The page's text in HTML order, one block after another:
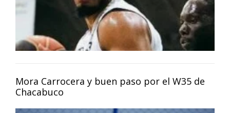
Mora Carrocera y buen paso por el W35 de
Chacabuco